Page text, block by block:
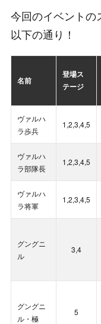
◆ スキル「重
今回のイベントの
以下の通り！
名前
登場ス
テージ
ヴァルハ
ラ歩兵
1,2,3,4,5
ヴァルハ
ラ部隊長
1,2,3,4,5
ヴァルハ
ラ将軍
1,2,3,4,5
グングニ
ル
3,4
グングニ
ル・極
5